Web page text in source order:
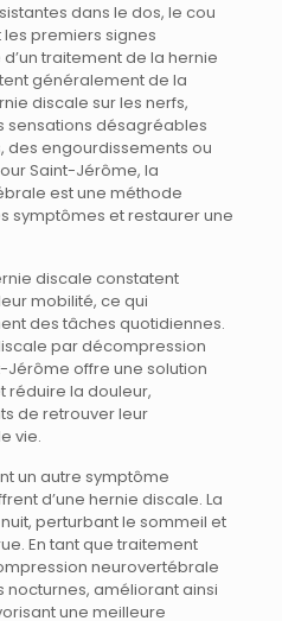
dans le dos, le cou
premiers signes
traitement de la hernie
généralement de la
discale sur les nerfs,
désagréables
des engourdissements ou
Saint-Jérôme, la
est une méthode
symptômes et restaurer une
discale constatent
mobilité, ce qui
des tâches quotidiennes.
par décompression
offre une solution
réduire la douleur,
de retrouver leur
vie.
un autre symptôme
d’une hernie discale. La
perturbant le sommeil et
En tant que traitement
neurovertébrale
améliorant ainsi
une meilleure